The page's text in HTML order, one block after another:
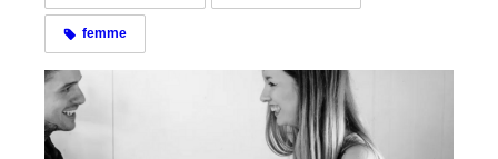
femme